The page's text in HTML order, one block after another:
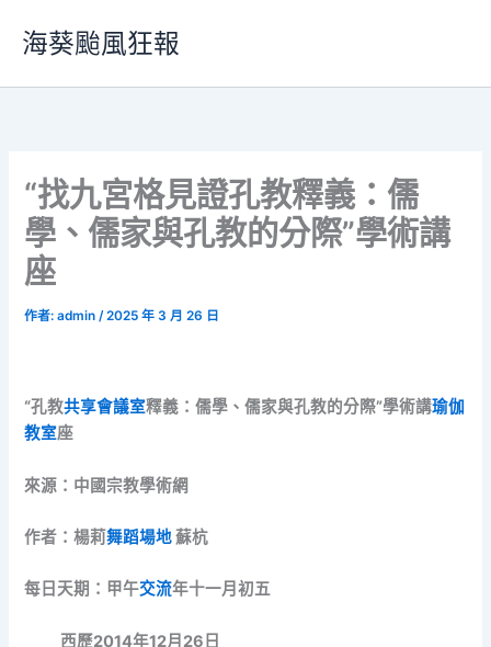
要
海葵颱風狂報
“找九宮格見證孔教釋義：儒
學、儒家與孔教的分際”學術講
座
作者:admin/2025 年 3 月 26 日
“孔教共享會議室釋義：儒學、儒家與孔教的分際”學術講瑜伽
教室座
來源：中國宗教學術網
作者：楊莉舞蹈場地蘇杭
每日天期：甲午交流年十一月初五
西歷2014年12月26日